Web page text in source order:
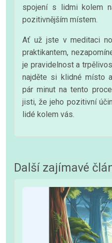
spojení s lidmi kolem
pozitivnějším místem.
Ať už jste v meditaci
praktikantem,
je pravidelnost a
najděte si klidné místo
pár minut na tento
jisti, že jeho pozitivní
lidé kolem vás.
Další zajímavé